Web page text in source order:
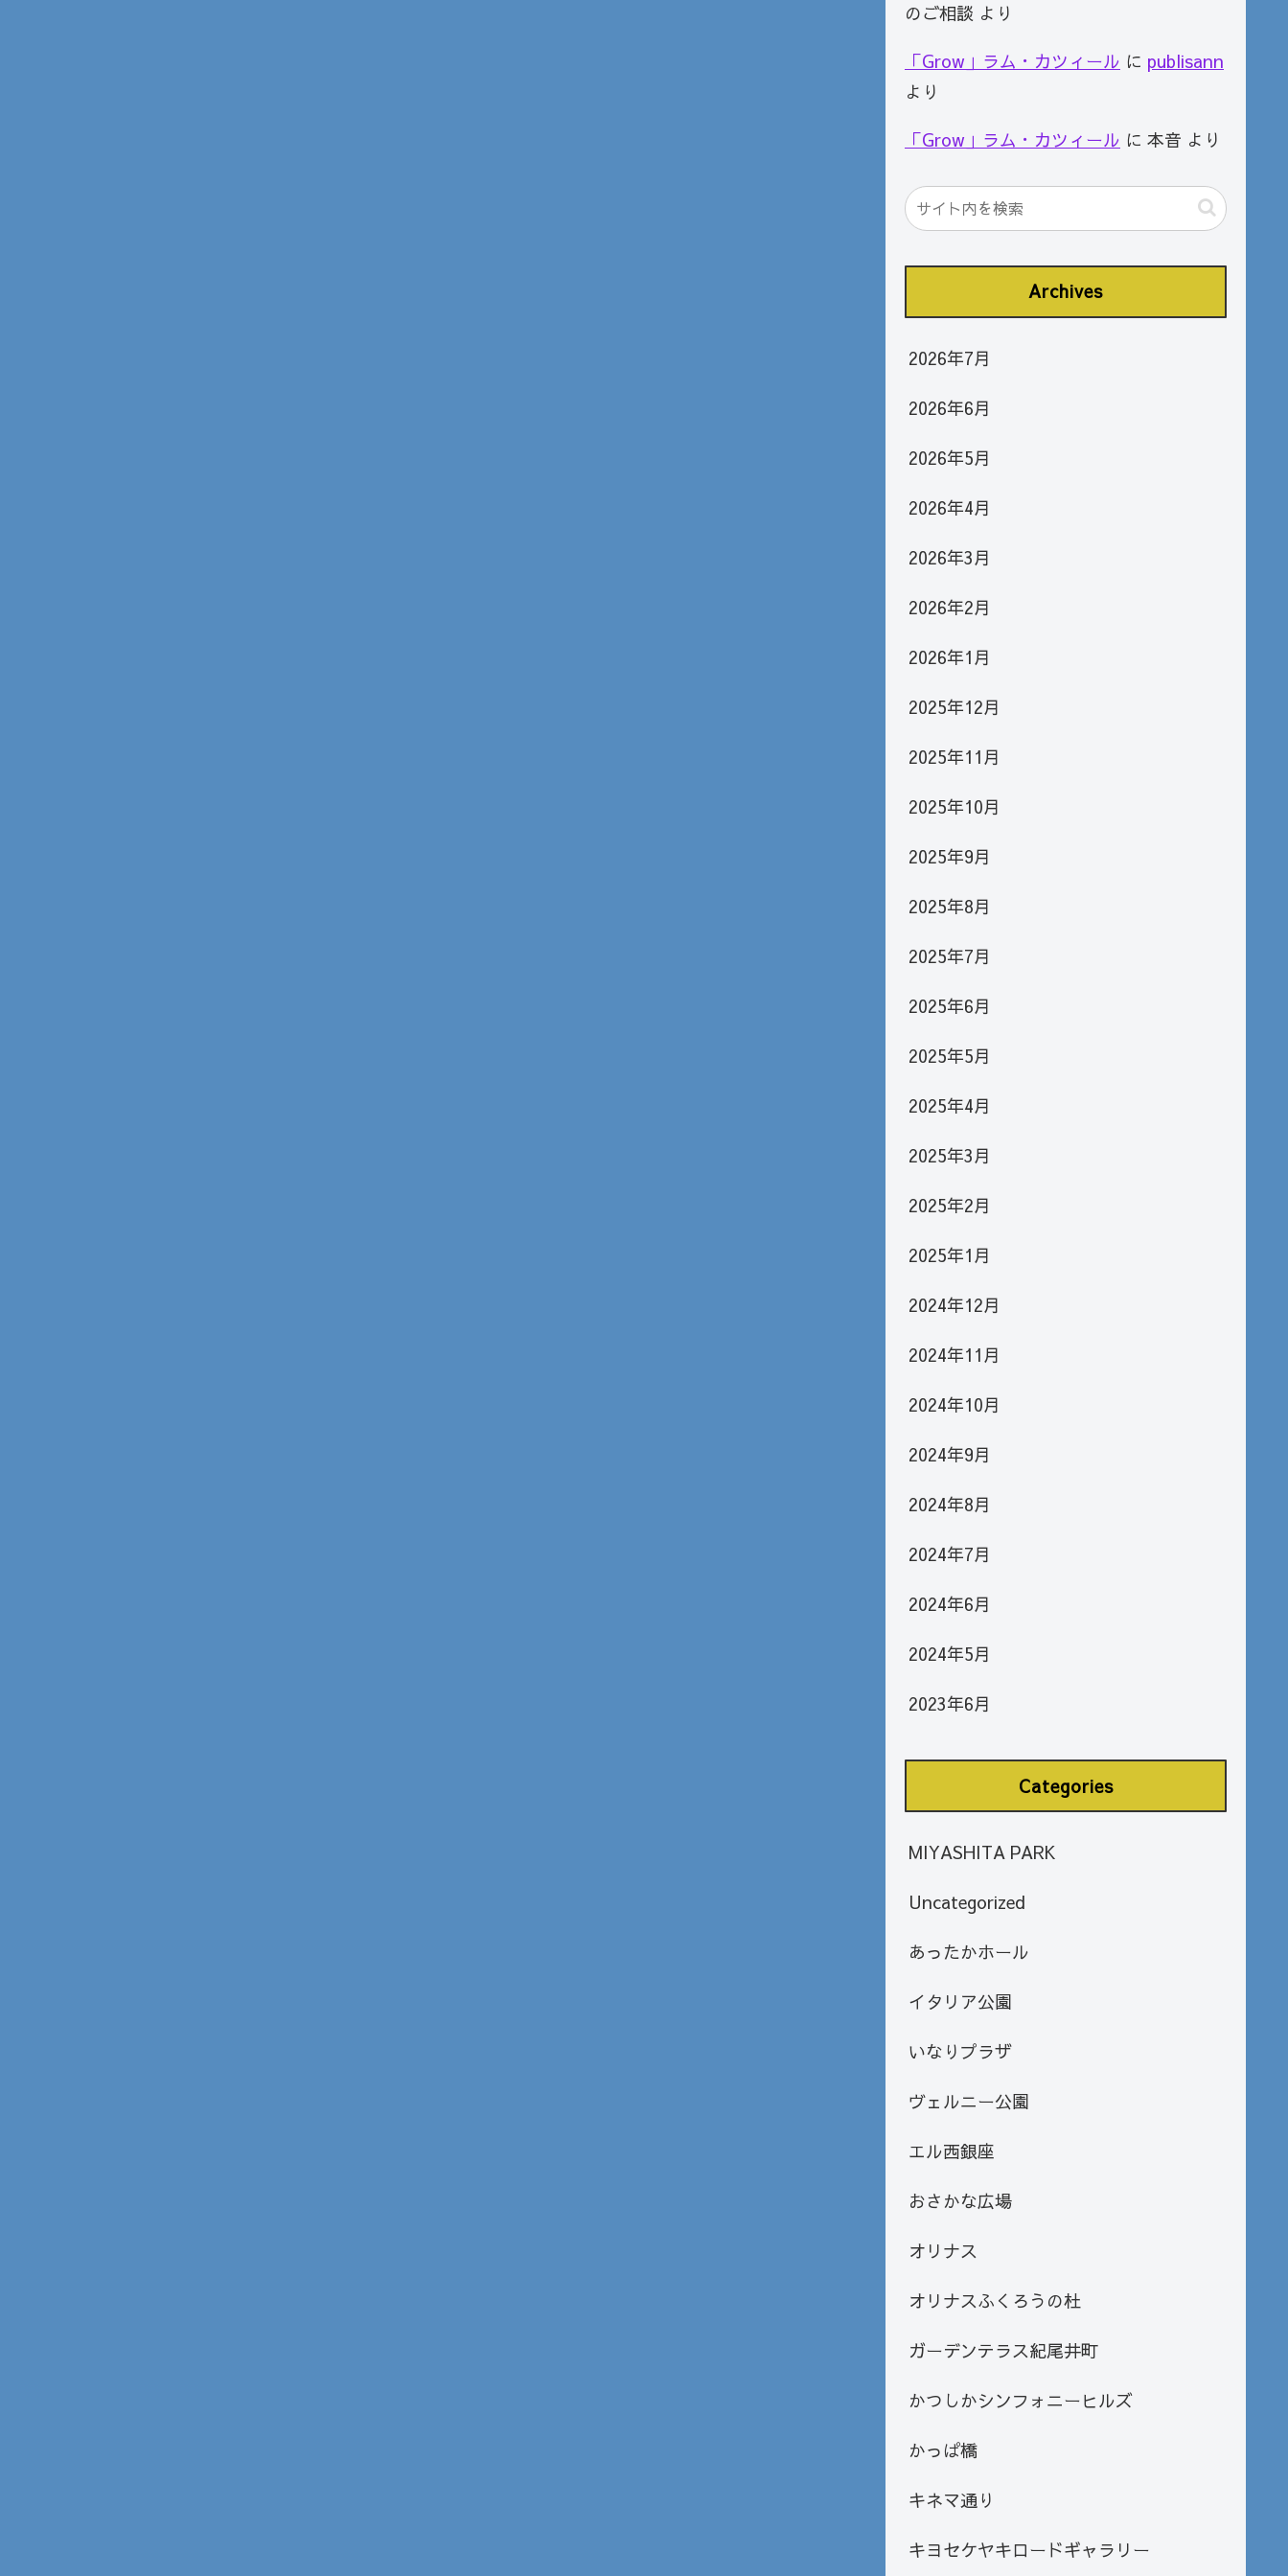
のご相談 より
「Grow」ラム・カツィール に publisann
より
「Grow」ラム・カツィール に 本音 より
Archives
2026年7月
2026年6月
2026年5月
2026年4月
2026年3月
2026年2月
2026年1月
2025年12月
2025年11月
2025年10月
2025年9月
2025年8月
2025年7月
2025年6月
2025年5月
2025年4月
2025年3月
2025年2月
2025年1月
2024年12月
2024年11月
2024年10月
2024年9月
2024年8月
2024年7月
2024年6月
2024年5月
2023年6月
Categories
MIYASHITA PARK
Uncategorized
あったかホール
イタリア公園
いなりプラザ
ヴェルニー公園
エル西銀座
おさかな広場
オリナス
オリナスふくろうの杜
ガーデンテラス紀尾井町
かつしかシンフォニーヒルズ
かっぱ橋
キネマ通り
キヨセケヤキロードギャラリー